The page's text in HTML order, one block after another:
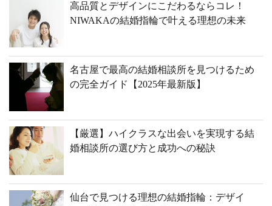
高品質とデザインにこだわるならコレ！
NIWAKAの結婚指輪で叶える理想の未来
名古屋で最高の結婚相談所を見つけるため
の完全ガイド【2025年最新版】
【厳選】ハイクラスな出会いを実現する結
婚相談所の選び方と成功への秘訣
仙台で見つける理想の結婚指輪：デザイ